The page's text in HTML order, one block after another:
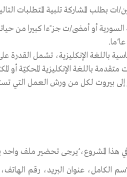
بطلب المشاركة تلبية المتطلبات
أو أمضى/ت جز ًءا كبيرا من
باللغة الإنكليزية، تشمل
باللغة الإنكليزية المحكيّة أو
إلى بيروت لكل من ورش العمل التي
المشروع، ُيرجى تحضير ملف واحد
الكامل، عنوان البريد، رقم